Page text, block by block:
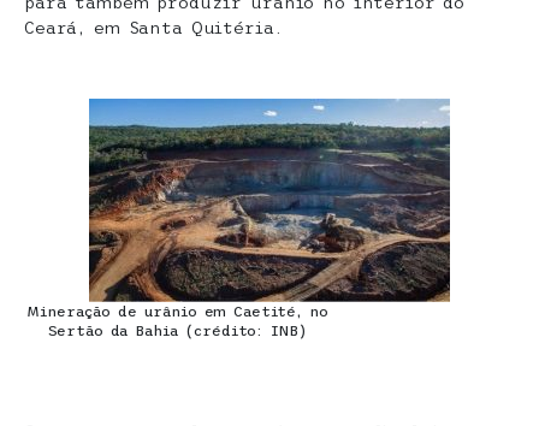
Ceará, em Santa Quitéria.
Mineração de urânio em Caetité, no
Sertão da Bahia (crédito: INB)